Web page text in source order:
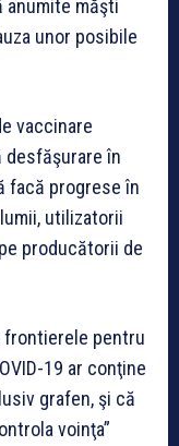
anumite măşti
unor posibile
vaccinare
desfăşurare în
facă progrese în
utilizatorii
producătorii de
frontierele pentru
19 ar conţine
grafen, şi că
voinţa”